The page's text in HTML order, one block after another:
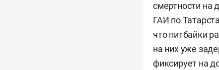
смертности на
ГАИ по
что питбайки
на них уже
фиксирует на